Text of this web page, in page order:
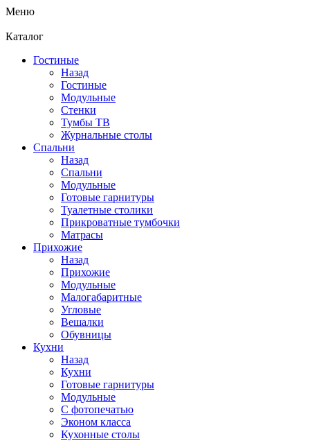
Меню
Каталог
Гостиные
Назад
Гостиные
Модульные
Стенки
Тумбы ТВ
Журнальные столы
Спальни
Назад
Спальни
Модульные
Готовые гарнитуры
Туалетные столики
Прикроватные тумбочки
Матрасы
Прихожие
Назад
Прихожие
Модульные
Малогабаритные
Угловые
Вешалки
Обувницы
Кухни
Назад
Кухни
Готовые гарнитуры
Модульные
С фотопечатью
Эконом класса
Кухонные столы